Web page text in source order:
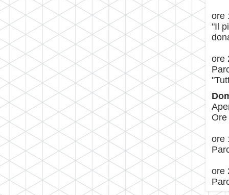
ore
"Il
ore
ore
ore